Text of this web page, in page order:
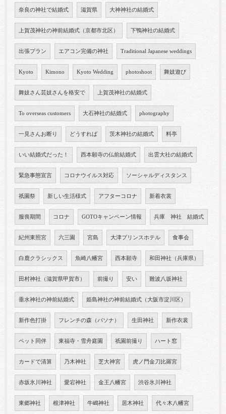
奈良の神社で結婚式 滋賀県 大神神社の結婚式
上賀茂神社の神前結婚式（京都市北区） 下鴨神社の結婚式
出張プラン エアコン完備の神社 Traditional Japanese weddings
Kyoto Kimono Kyoto Wedding photoshoot 舞妓遊び
舞妓さん芸妓さんを格安で 上賀茂神社の結婚式
To overseas customers 大石神社の結婚式 photography
一見さんお断り どうすれば 茨木神社の結婚式 料亭
いい結婚式だった！ 西本願寺の仏前結婚式 出雲大社の結婚式
緊急事態宣言 コロナウイルス対応 ソーシャルディスタンス
祇園祭 新しい生活様式 アフターコロナ 新着衣裳
服喪期間 コロナ GOTOキャンペーン情報 兵庫 神社 結婚式
紀州東照宮 六三園 宮島 大津プリンスホテル 食事会
白鹿クラシックス 魚崎八幡宮 西本願寺 和田神社（兵庫県）
田村神社（滋賀県甲賀市） 前撮り 安い 難波八坂神社
垂水神社の神前結婚式 姫島神社の神前結婚式（大阪市淀川区）
新作色打掛 フレンチの森（パソナ） 生田神社 新作衣裳
ペット同伴 東福寺・雪舟庭園 祇園前撮り ハート窓
カードで清算 乃木神社 芝大神宮 虎ノ門金刀比羅宮
赤坂氷川神社 愛宕神社 金王八幡宮 渋谷氷川神社
東郷神社 根津神社 牛嶋神社 居木神社 代々木八幡宮